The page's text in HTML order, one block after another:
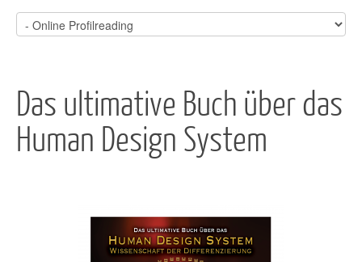
Das ultimative Buch über das
Human Design System